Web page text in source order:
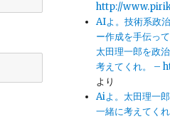
http://
AIよ。技術系政
ー作成を手伝っ
太田理一郎を政
考えてくれ。
より
Aiよ。太田理一
一緒に考えてくれ